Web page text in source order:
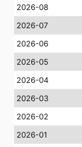
2026-08
2026-07
2026-06
2026-05
2026-04
2026-03
2026-02
2026-01